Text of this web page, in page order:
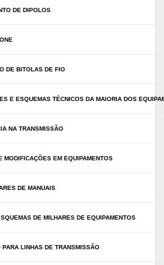
DE DIPOLOS
DE BITOLAS DE FIO
E ESQUEMAS TÉCNICOS DA MAIORIA DOS
NA TRANSMISSÃO
MODIFICAÇÕES EM EQUIPAMENTOS
DE MANUAIS
DE MILHARES DE EQUIPAMENTOS
LINHAS DE TRANSMISSÃO